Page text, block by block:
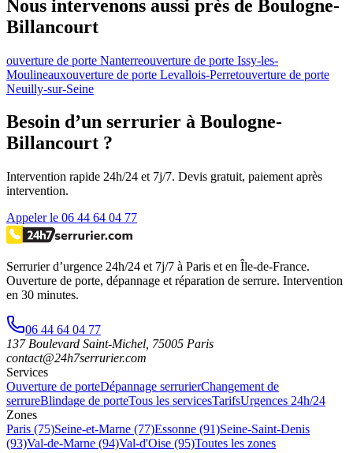
Nous intervenons aussi près de Boulogne-
Billancourt
ouverture de porte Nanterreouverture de porte Issy-les-
Moulineauxouverture de porte Levallois-Perretouverture de porte
Neuilly-sur-Seine
Besoin d’un serrurier à Boulogne-
Billancourt ?
Intervention rapide 24h/24 et 7j/7. Devis gratuit, paiement après
intervention.
Appeler le 06 44 64 04 77
Serrurier d’urgence 24h/24 et 7j/7 à Paris et en Île-de-France.
Ouverture de porte, dépannage et réparation de serrure. Intervention
en 30 minutes.
06 44 64 04 77
137 Boulevard Saint-Michel 75005 Paris
contact@24h7serrurier.com
Services
Ouverture de porteDépannage serrurierChangement de
serrureBlindage de porteTous les servicesTarifsUrgences 24h/24
Zones
Paris (75)Seine-et-Marne (77)Essonne (91)Seine-Saint-Denis
(93)Val-de-Marne (94)Val-d'Oise (95)Toutes les zones